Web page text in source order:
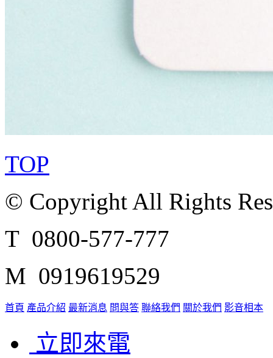
TOP
© Copyright All Rights
T 0800-577-777
M 0919619529
首頁 產品介紹 最新消息 問與答 聯絡我們 關於我們 影音相本
立即來電